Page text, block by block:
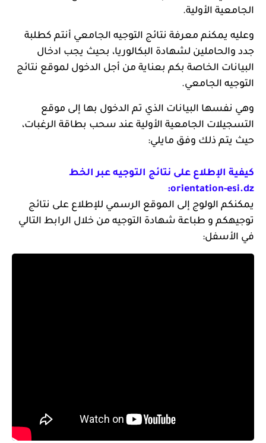
الجامعية الأولية.
وعليه يمكنم معرفة نتائج التوجيه الجامعي أنتم كطلبة
جدد والحاملين لشهادة البكالوريا، بحيث يجب ادخال
البيانات الخاصة بكم بعناية من أجل الدخول لموقع نتائج
التوجيه الجامعي.
وهي نفسها البيانات الذي تم الدخول بها إلى موقع
التسجيلات الجامعية الأولية عند سحب بطاقة الرغبات،
حيث يتم ذلك وفق مايلي:
كيفية الإطلاع على نتائج التوجيه عبر الخط
orientation-esi.dz:
يمكنكم الولوج إلى الموقع الرسمي للإطلاع على نتائج
توجيهكم و طباعة شهادة التوجيه من خلال الرابط التالي
في الأسفل: